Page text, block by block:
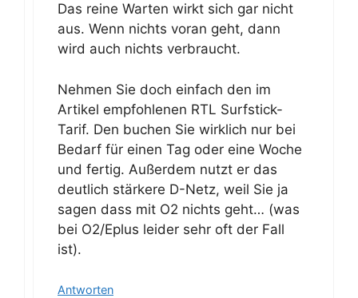
Das reine Warten wirkt sich gar nicht
aus. Wenn nichts voran geht, dann
wird auch nichts verbraucht.
Nehmen Sie doch einfach den im
Artikel empfohlenen RTL Surfstick-
Tarif. Den buchen Sie wirklich nur bei
Bedarf für einen Tag oder eine Woche
und fertig. Außerdem nutzt er das
deutlich stärkere D-Netz, weil Sie ja
sagen dass mit O2 nichts geht… (was
bei O2/Eplus leider sehr oft der Fall
ist).
Antworten